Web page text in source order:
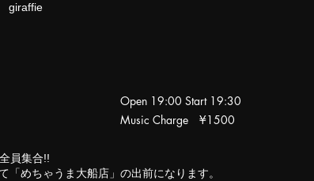
giraffie
Open 19:00 Start 19:30
Music Charge ¥1500
員集合!!​
「めちゃうま大船店」の出前になります。